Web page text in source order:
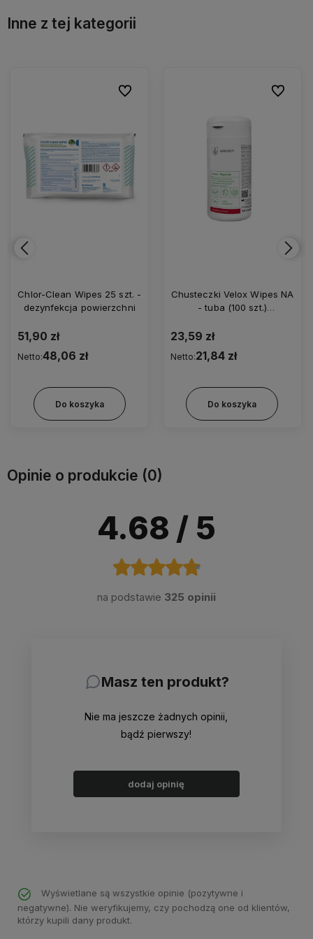
Inne z tej kategorii
Chusteczki Velox Wipes NA
- tuba (100 szt.)
dezynfekcji
23,59 zł
Netto:21,84 zł
Do koszyka
Do ulubionych
Do ulubionych
Ecolab Incidin Oxywipe S -
100 szt. - chusteczki do
37,00 zł
Netto:34,26 zł
Do koszyka
Do
Do
Opinie o produkcie (0)
4.68 / 5
na podstawie 325 opinii
Masz ten produkt?
Nie ma jeszcze żadnych opinii,
bądź pierwszy!
dodaj opinię
Wyświetlane są wszystkie opinie (pozytywne i
negatywne). Nie weryfikujemy, czy pochodzą one od klientów,
którzy kupili dany produkt.